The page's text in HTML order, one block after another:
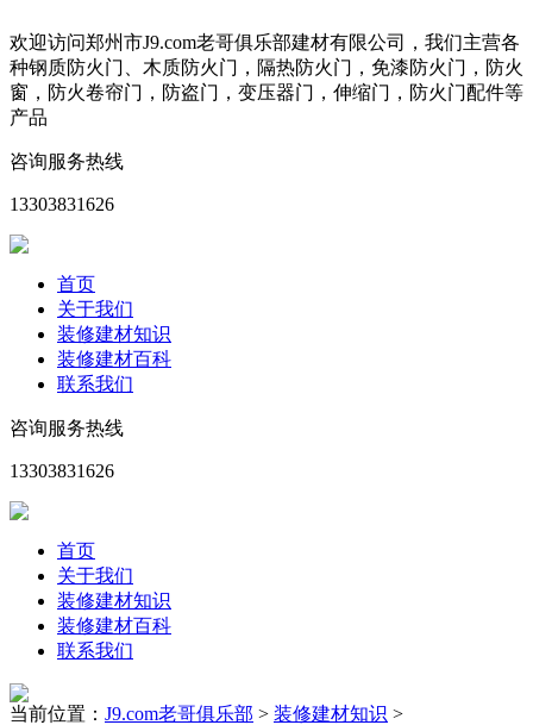
欢迎访问郑州市J9.com老哥俱乐部建材有限公司，我们主营各
种钢质防火门、木质防火门，隔热防火门，免漆防火门，防火
窗，防火卷帘门，防盗门，变压器门，伸缩门，防火门配件等
产品
咨询服务热线
13303831626
首页
关于我们
装修建材知识
装修建材百科
联系我们
咨询服务热线
13303831626
首页
关于我们
装修建材知识
装修建材百科
联系我们
当前位置： J9.com老哥俱乐部 > 装修建材知识 >